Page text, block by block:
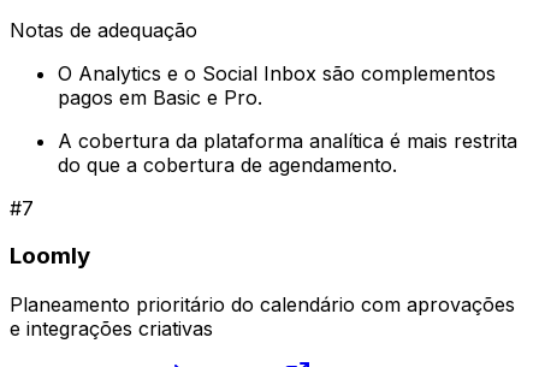
Notas de adequação
O Analytics e o Social Inbox são complementos
pagos em Basic e Pro.
A cobertura da plataforma analítica é mais restrita
do que a cobertura de agendamento.
#7
Loomly
Planeamento prioritário do calendário com aprovações
e integrações criativas